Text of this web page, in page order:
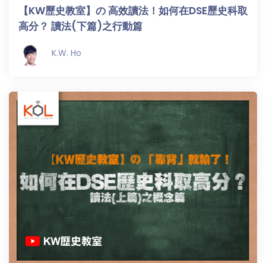
【KW歷史教室】の 高效讀法！如何在DSE歷史科取
高分？ 讀法(下篇)之行動篇
K.W. Ho